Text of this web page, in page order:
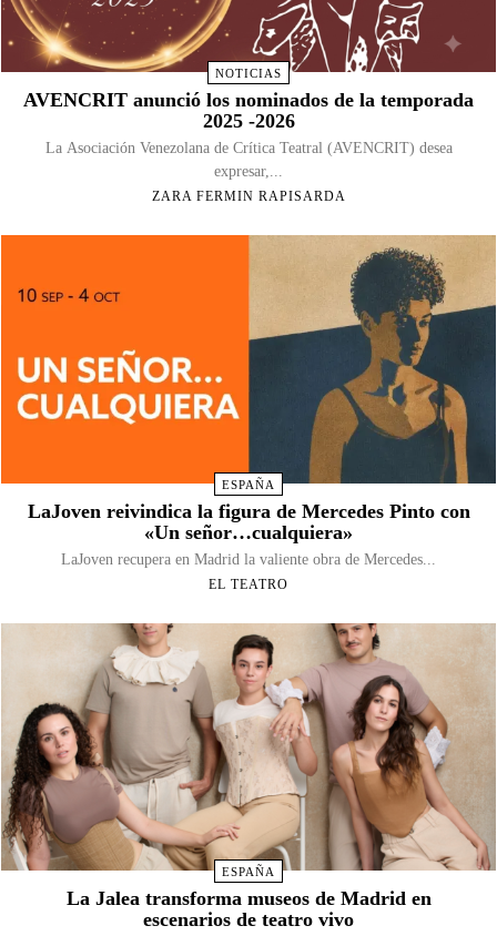
NOTICIAS
AVENCRIT anunció los nominados de la temporada
2025 -2026
La Asociación Venezolana de Crítica Teatral (AVENCRIT) desea
expresar,...
ZARA FERMIN RAPISARDA
ESPAÑA
LaJoven reivindica la figura de Mercedes Pinto con
«Un señor…cualquiera»
LaJoven recupera en Madrid la valiente obra de Mercedes...
EL TEATRO
ESPAÑA
La Jalea transforma museos de Madrid en
escenarios de teatro vivo